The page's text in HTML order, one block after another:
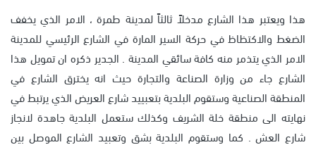
هذا ويعتبر هذا الشارع مدخلاً ثالثاً لمدينة طمرة ، الامر الذي يخفف
الضغط والاكتظاظ في حركة السير المارة في الشارع الرئيسي للمدينة
الامر الذي يتذمر منه كافة سائقي المدينة . الجدير ذكره ان تمويل هذا
الشارع جاء من وزارة الصناعة والتجارة حيث انه يخترق الشارع في
المنطقة الصناعية وستقوم البلدية بتعبييد شارع العريض الذي يرتبط في
نهايته الى منطقة خلة الشريف وكذلك ستعمل البلدية جاهدة لانجاز
شارع العش . كما وستقوم البلدية بشق وتعبيد الشارع الموصل بين